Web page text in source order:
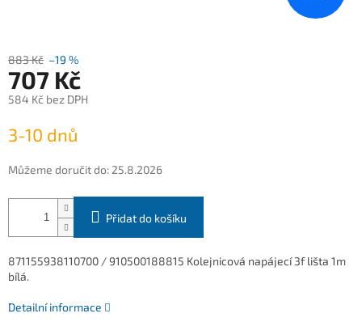
883 Kč –19 %
707 Kč
584 Kč bez DPH
cena:
3-10 dnů
Můžeme doručit do: 25.8.2026
Přidat do košíku
871155938110700 / 910500188815 Kolejnicová napájecí 3f lišta 1m
bílá.
Detailní informace